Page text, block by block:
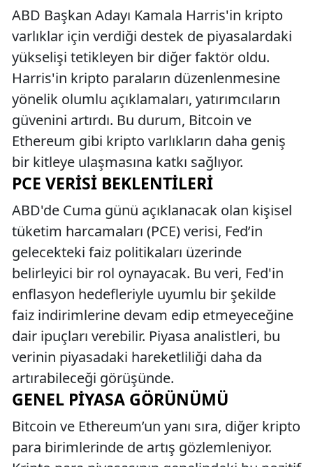
ABD Başkan Adayı Kamala Harris'in kripto
varlıklar için verdiği destek de piyasalardaki
yükselişi tetikleyen bir diğer faktör oldu.
Harris'in kripto paraların düzenlenmesine
yönelik olumlu açıklamaları, yatırımcıların
güvenini artırdı. Bu durum, Bitcoin ve
Ethereum gibi kripto varlıkların daha geniş
bir kitleye ulaşmasına katkı sağlıyor.
PCE VERISI BEKLENTILERI
ABD'de Cuma günü açıklanacak olan kişisel
tüketim harcamaları (PCE) verisi, Fed’in
gelecekteki faiz politikaları üzerinde
belirleyici bir rol oynayacak. Bu veri, Fed'in
enflasyon hedefleriyle uyumlu bir şekilde
faiz indirimlerine devam edip etmeyeceğine
dair ipuçları verebilir. Piyasa analistleri, bu
verinin piyasadaki hareketliliği daha da
artırabileceği görüşünde.
GENEL PIYASA GÖRÜNÜMÜ
Bitcoin ve Ethereum’un yanı sıra, diğer kripto
para birimlerinde de artış gözlemleniyor.